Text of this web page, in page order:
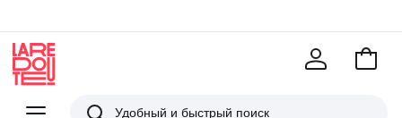
Redoute
В